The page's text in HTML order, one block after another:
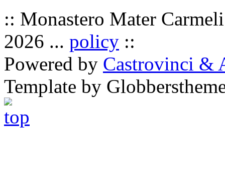
:: Monastero Mater
2026 ... policy ::
Powered by Castrovinci &
Template by